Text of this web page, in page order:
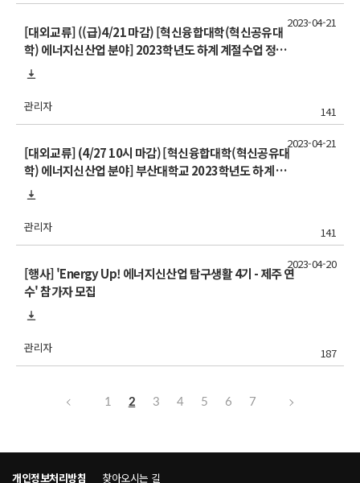
[대외교류] ((급)4/21 마감) [혁신융합대학(혁신공유대
학) 에너지신산업 분야] 2023학년도 하계 계절수업 정규
강원대학교 학점교류 안내
관리자 141
2023-04-21
[대외교류] (4/27 10시 마감) [혁신융합대학(혁신공유대
학) 에너지신산업 분야] 부산대학교 2023학년도 하계 계
절학기 학점교류 안내(학부생만 해당)
관리자 141
2023-04-21
[행사] 'Energy Up! 에너지신산업 탐구생활 4기 - 제주 연
수' 참가자 모집
관리자 187
2023-04-20
1 2 3 4 5 6 7
개인정보처리방침 찾아오시는 길